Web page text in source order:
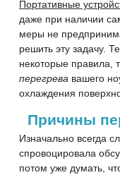
Портативные
даже при наличии
меры не
решить эту задачу.
некоторые правила,
перегрева вашего
охлаждения
Причины
Изначально всегда
спровоцировала
потом уже думать,